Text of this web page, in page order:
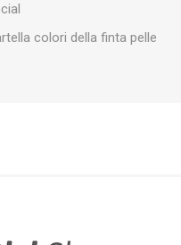
colori della finta pelle